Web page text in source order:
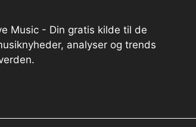
Music - Din gratis kilde til de
analyser og trends